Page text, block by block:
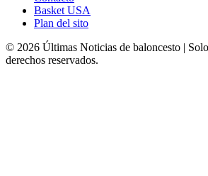
Basket USA
Plan del sito
© 2026 Últimas Noticias de baloncesto |
derechos reservados.